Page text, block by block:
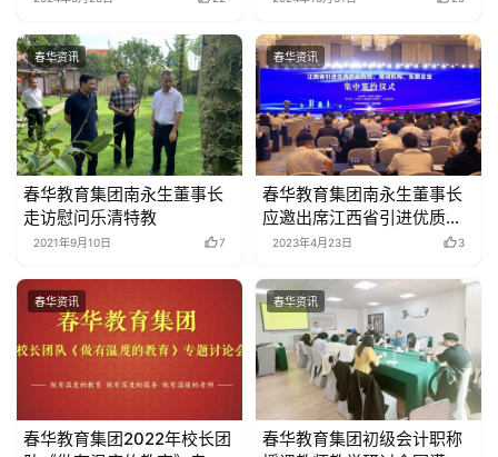
育培训协会副会长单位并荣
获“2023年优秀会员单位”称
号
2024年3月28日 22 2024年10月31日 25
春华资讯
春华教育集团南永生董事长
2021年9月10日 7
春华资讯
春华教育集团南永生董事长
业院校、培训机构、头部企
业集中签约仪式
2023年4月23日 3
春华资讯 春华资讯